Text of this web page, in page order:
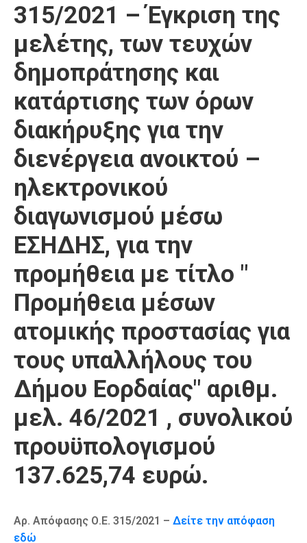
Τηλέφωνα
Καιρός
315/2021 – Έγκριση της
μελέτης, των τευχών
δημοπράτησης και
κατάρτισης των όρων
διακήρυξης για την
διενέργεια ανοικτού –
ηλεκτρονικού
διαγωνισμού μέσω
ΕΣΗΔΗΣ, για την
προμήθεια με τίτλο "
Προμήθεια μέσων
ατομικής προστασίας για
τους υπαλλήλους του
Δήμου Εορδαίας" αριθμ.
μελ. 46/2021 , συνολικού
προυϋπολογισμού
137.625,74 ευρώ.
Αρ. Απόφασης Ο.Ε. 315/2021 – Δείτε την απόφαση
εδώ